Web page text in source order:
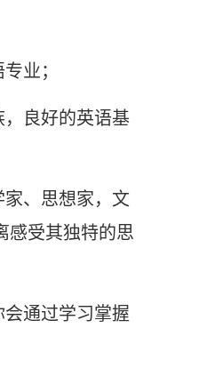
业；
良好的英语基
、思想家，文
感受其独特的思
通过学习掌握